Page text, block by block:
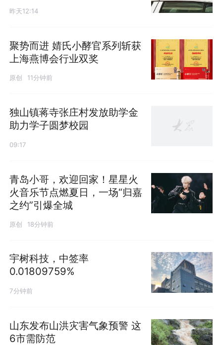
昨天12:14
聚势而进 婧氏小酵官系列斩获
上海燕博会行业双奖
原创 11分钟前
独山镇蒋寺张庄村发放助学金
助力学子圆梦校园
09:17
青岛小哥，欢迎回家！星星火
火音乐节点燃夏日，一场“归嘉
之约”引爆全城
原创 18分钟前
宇树科技，中签率
0.01809759%
7分钟前
山东发布山洪灾害气象预警 这
6市需防范